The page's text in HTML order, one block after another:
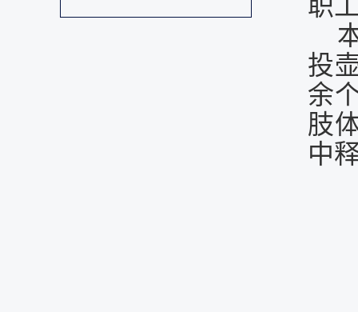
职
投
余
肢
中